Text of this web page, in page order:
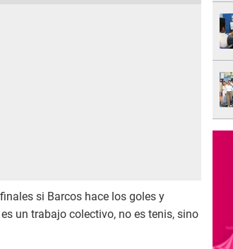
si Barcos hace los goles y
un trabajo colectivo, no es tenis, sino